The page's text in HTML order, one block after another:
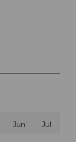
Jun Jul